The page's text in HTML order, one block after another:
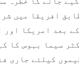
یعنی 80 فیصد بتایا گیا ہے۔ رپورٹ کے
2023 میں 21 ہزار 700 خواتین کو قتل کیا
سیما بہوس کا
کیلئے جاری